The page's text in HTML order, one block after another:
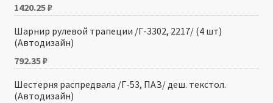
1420.25₽
Шарнир рулевой трапеции /Г-3302, 2217/ (4 шт)
(Автодизайн)
792.35₽
Шестерня распредвала /Г-53, ПАЗ/ деш. текстол.
(Автодизайн)